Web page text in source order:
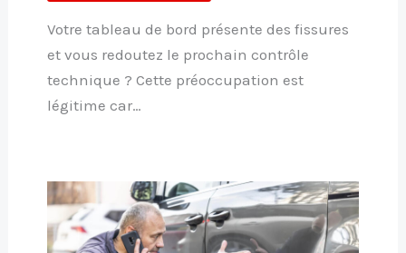
Votre tableau de bord présente des fissures
et vous redoutez le prochain contrôle
technique ? Cette préoccupation est
légitime car…